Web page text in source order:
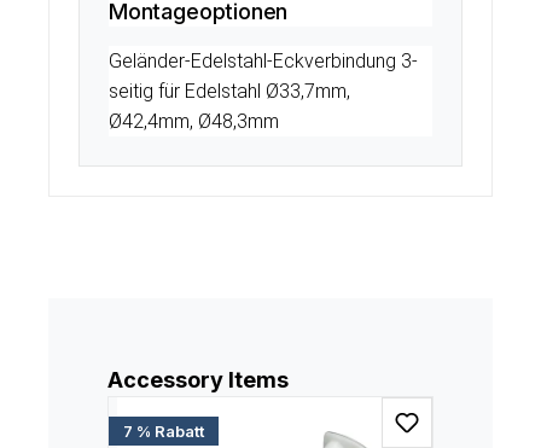
Montageoptionen
Geländer-Edelstahl-Eckverbindung 3-
seitig für Edelstahl Ø33,7mm,
Ø42,4mm, Ø48,3mm
Produktgalerie überspringen
Accessory Items
7 % Rabatt